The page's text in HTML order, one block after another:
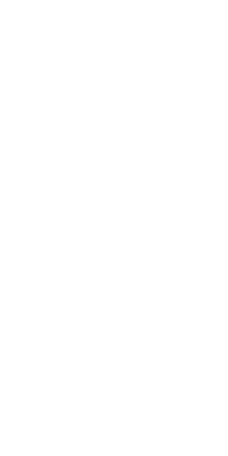
き作成されるも
御機器販売店・
にご登録され
社の共同利用者
とをご了承くだ
はありません。
品に未対応品が
、
ない年数を意
要な手段を講じ
これらの製造装